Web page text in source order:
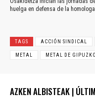
huelga en defensa de la
TAGS ACCIÓN SINDICAL
METAL METAL DE
AZKEN ALBISTEAK |